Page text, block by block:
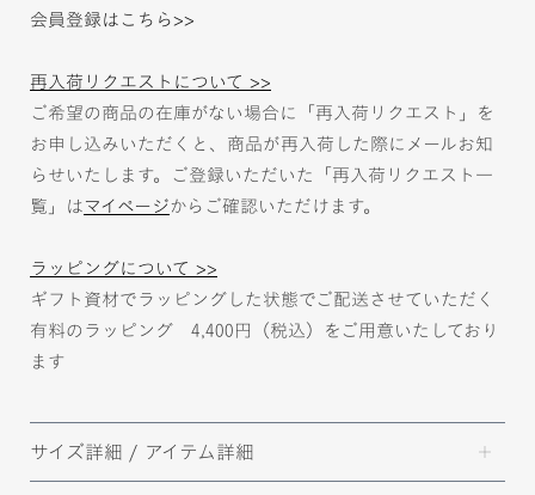
会員登録はこちら>>
再入荷リクエストについて >>
ご希望の商品の在庫がない場合に「再入荷リクエスト」を
お申し込みいただくと、商品が再入荷した際にメールお知
らせいたします。ご登録いただいた「再入荷リクエスト一
覧」は マイページからご確認いただけます。
ラッピングについて >>
ギフト資材でラッピングした状態でご配送させていただく
有料のラッピング 4,400円（税込）をご用意いたしており
ます
サイズ詳細 / アイテム詳細